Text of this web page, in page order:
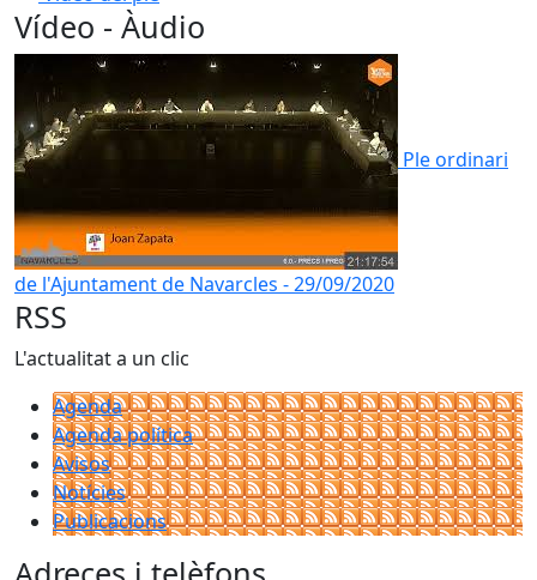
Vídeo - Àudio
Ple ordinari
de l'Ajuntament de Navarcles - 29/09/2020
RSS
L'actualitat a un clic
Agenda
Agenda política
Avisos
Notícies
Publicacions